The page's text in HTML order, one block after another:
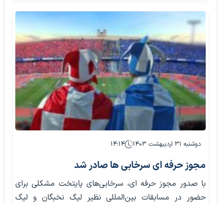
دوشنبه ۳۱ اردیبهشت ۱۴۰۳ ۱۴:۱۴
مجوز حرفه ای سرخابی ها صادر شد
با صدور مجوز حرفه ای، سرخابی‌های پایتخت مشکلی برای
حضور در مسابقات بین‌المللی نظیر لیگ نخبگان و لیگ